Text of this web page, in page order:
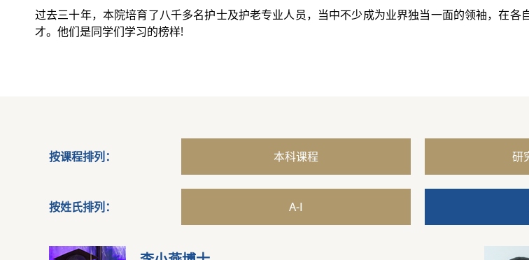
过去三十年，本院培育了八千多名护士及护老专业人员，当中不少成为业界独当一面的领袖，在
才。他们是同学们学习的榜样!
按课程排列： 本科课程 研
按姓氏排列： A-I